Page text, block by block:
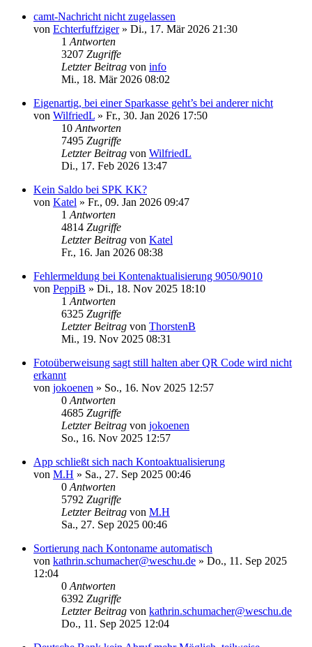
camt-Nachricht nicht zugelassen
von Echterfuffziger» Di., 17. Mär 2026 21:30
1 Antworten
3207 Zugriffe
Letzter Beitrag von info
Mi., 18. Mär 2026 08:02
Eigenartig, bei einer Sparkasse geht’s bei anderer nicht
von WilfriedL » Fr., 30. Jan 2026 17:50
10 Antworten
7495 Zugriffe
Letzter Beitrag von WilfriedL
Di., 17. Feb 2026 13:47
Kein Saldo bei SPK KK?
von Katel » Fr., 09. Jan 2026 09:47
1 Antworten
4814 Zugriffe
Letzter Beitrag von Katel
Fr., 16. Jan 2026 08:38
Fehlermeldung bei Kontenaktualisierung 9050/9010
von PeppiB » Di., 18. Nov 2025 18:10
1 Antworten
6325 Zugriffe
Letzter Beitrag von ThorstenB
Mi., 19. Nov 2025 08:31
Fotoüberweisung sagt still halten aber QR Code wird nicht
erkannt
von jokoenen » So., 16. Nov 2025 12:57
0 Antworten
4685 Zugriffe
Letzter Beitrag von jokoenen
So., 16. Nov 2025 12:57
App schließt sich nach Kontoaktualisierung
von M.H » Sa., 27. Sep 2025 00:46
0 Antworten
5792 Zugriffe
Letzter Beitrag von M.H
Sa., 27. Sep 2025 00:46
Sortierung nach Kontoname automatisch
von kathrin.schumacher@weschu.de » Do., 11. Sep 2025
12:04
0 Antworten
6392 Zugriffe
Letzter Beitrag von kathrin.schumacher@weschu.de
Do., 11. Sep 2025 12:04